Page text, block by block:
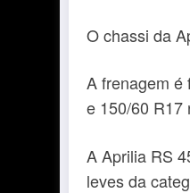
O chassi da
A frenagem é
e 150/60 R17
A Aprilia RS
leves da